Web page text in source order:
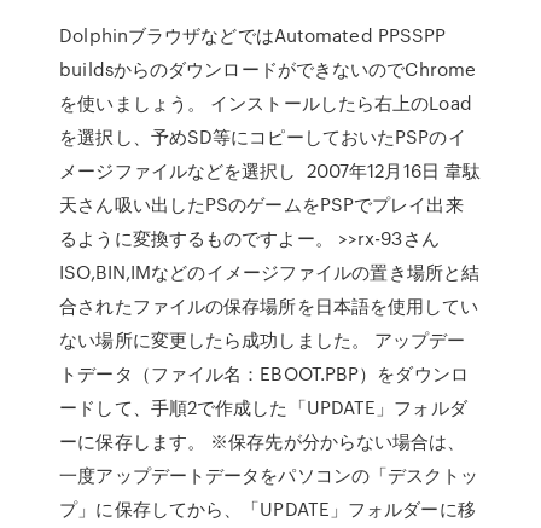
DolphinブラウザなどではAutomated PPSSPP
buildsからのダウンロードができないのでChrome
を使いましょう。 インストールしたら右上のLoad
を選択し、予めSD等にコピーしておいたPSPのイ
メージファイルなどを選択し 2007年12月16日 韋駄
天さん吸い出したPSのゲームをPSPでプレイ出来
るように変換するものですよー。 >>rx-93さん
ISO,BIN,IMなどのイメージファイルの置き場所と結
合されたファイルの保存場所を日本語を使用してい
ない場所に変更したら成功しました。 アップデー
トデータ（ファイル名：EBOOT.PBP）をダウンロ
ードして、手順2で作成した「UPDATE」フォルダ
ーに保存します。 ※保存先が分からない場合は、
一度アップデートデータをパソコンの「デスクトッ
プ」に保存してから、「UPDATE」フォルダーに移